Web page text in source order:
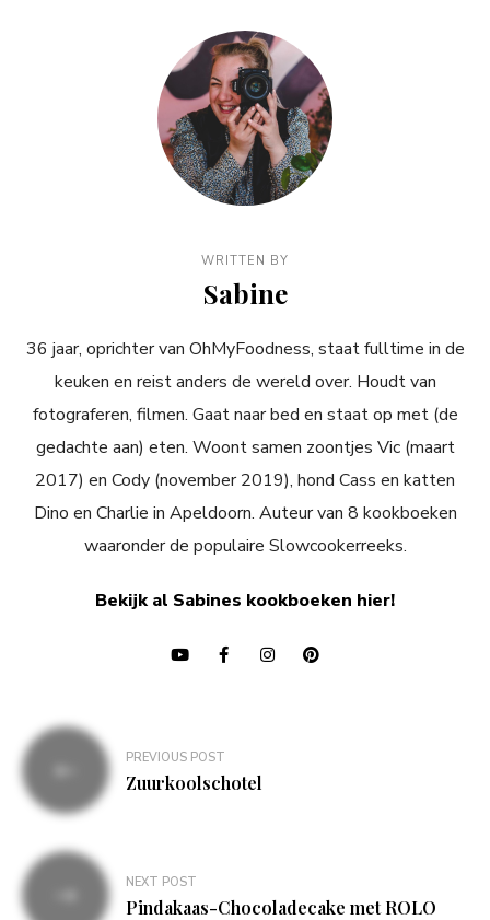
WRITTEN BY
Sabine
36 jaar, oprichter van OhMyFoodness, staat fulltime in de
keuken en reist anders de wereld over. Houdt van
fotograferen, filmen. Gaat naar bed en staat op met (de
gedachte aan) eten. Woont samen zoontjes Vic (maart
2017) en Cody (november 2019), hond Cass en katten
Dino en Charlie in Apeldoorn. Auteur van 8 kookboeken
waaronder de populaire Slowcookerreeks.
Bekijk al Sabines kookboeken hier!
Bericht
navigatie
PREVIOUS POST
Zuurkoolschotel
NEXT POST
Pindakaas-Chocoladecake met ROLO